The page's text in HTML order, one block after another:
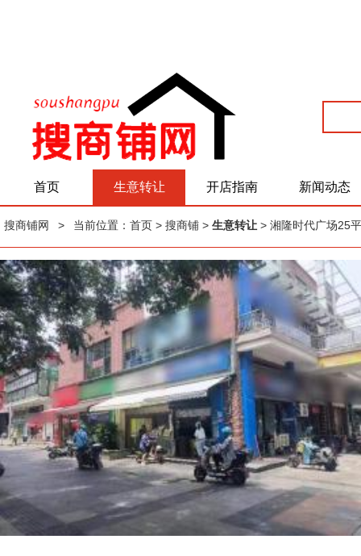
首页 生意转让 开店指南 新闻动态
搜商铺网 > 当前位置： 首页 > 搜商铺 > 生意转让 > 湘隆时代广场25